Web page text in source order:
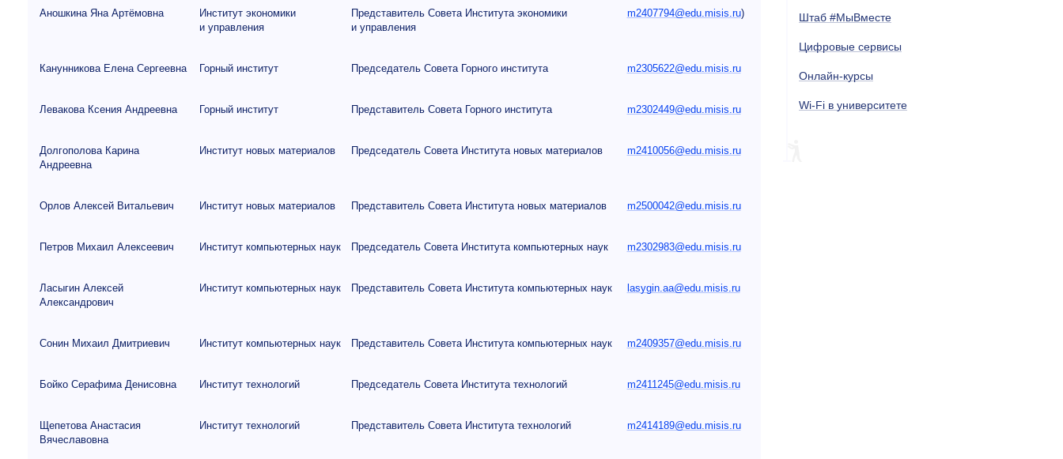
Аношкина Яна Артёмовна
Институт экономики
и управления
Представитель Совета Института экономики
и управления
m2407794@edu.misis.ru)
Канунникова Елена Сергеевна Горный институт Председатель Совета Горного института m2305622@edu.misis.ru
Левакова Ксения Андреевна Горный институт Представитель Совета Горного института m2302449@edu.misis.ru
Долгополова Карина
Андреевна
Институт новых материалов Председатель Совета Института новых материалов m2410056@edu.misis.ru
Орлов Алексей Витальевич Институт новых материалов Представитель Совета Института новых материалов m2500042@edu.misis.ru
Петров Михаил Алексеевич Институт компьютерных наук Председатель Совета Института компьютерных наук m2302983@edu.misis.ru
Ласыгин Алексей
Александрович
Институт компьютерных наук Представитель Совета Института компьютерных наук lasygin.aa@edu.misis.ru
Сонин Михаил Дмитриевич Институт компьютерных наук Представитель Совета Института компьютерных наук m2409357@edu.misis.ru
Бойко Серафима Денисовна Институт технологий Председатель Совета Института технологий m2411245@edu.misis.ru
Щепетова Анастасия
Вячеславовна
Институт технологий Представитель Совета Института технологий m2414189@edu.misis.ru
Штаб #МыВместе
Цифровые сервисы
Онлайн-курсы
Wi-Fi в университете